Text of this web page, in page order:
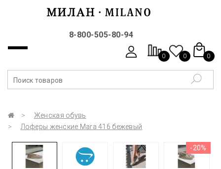
8-800-505-80-94
0 0 0
Женская обувь
Лоферы женские Mara 416 бежевый
-20%